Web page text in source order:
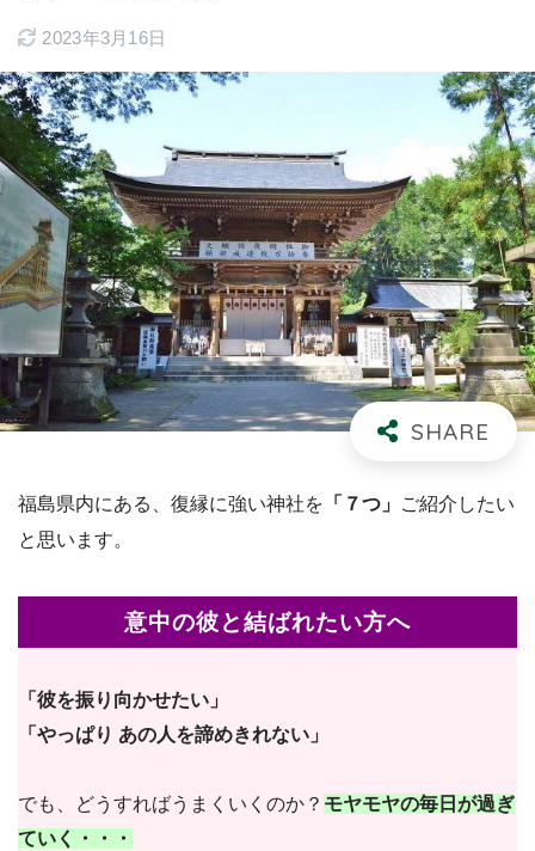
2023年3月16日
福島県内にある、復縁に強い神社を 「７つ」 ご紹介したい
と思います。
意中の彼と結ばれたい方へ
「彼を振り向かせたい」
「やっぱり あの人を諦めきれない」
でも、どうすればうまくいくのか？ モヤモヤの毎日が過ぎ
ていく・・・